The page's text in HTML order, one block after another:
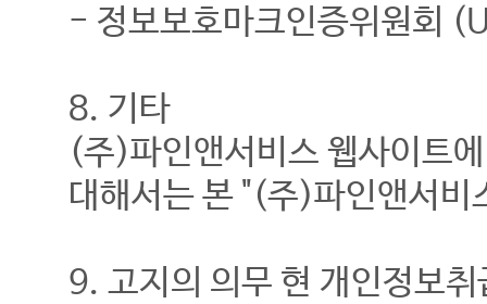
- 정보보호마크인증위원
8. 기타
(주)파인앤서비스 웹사이트
대해서는 본 "(주)파인앤서비
9. 고지의 의무 현 개인정보